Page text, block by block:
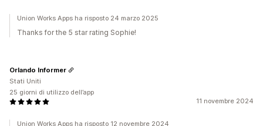
Union Works Apps ha risposto 24 marzo 2025
Thanks for the 5 star rating Sophie!
11 novembre 2024
Orlando Informer
Stati Uniti
25 giorni di utilizzo dell’app
Union Works Apps ha risposto 12 novembre 2024